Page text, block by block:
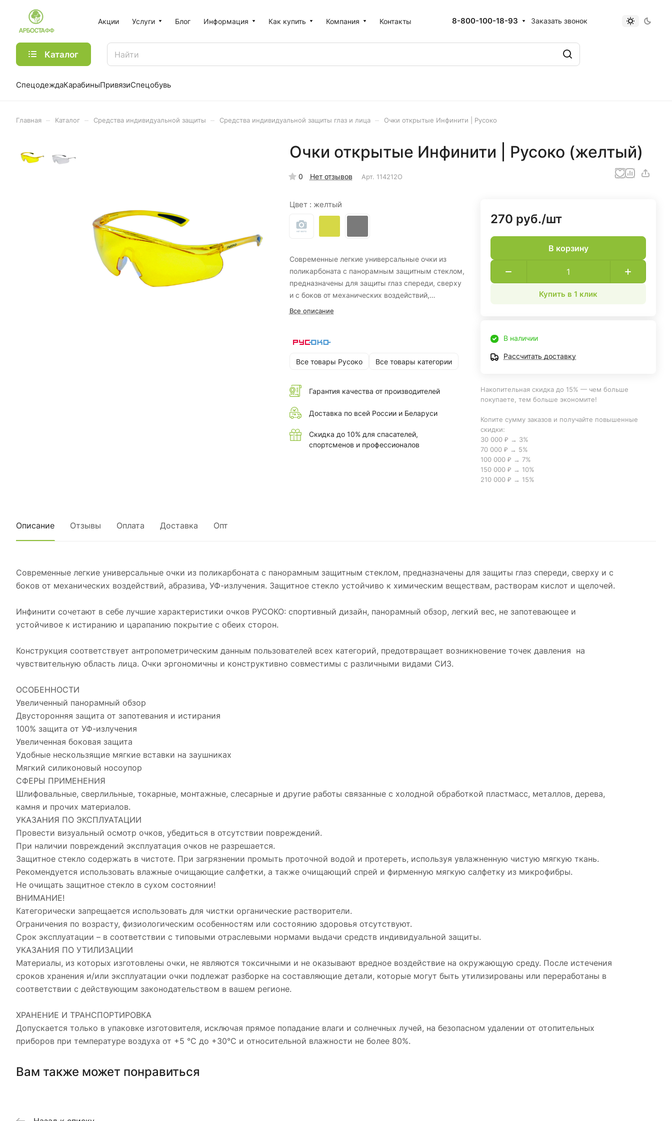
Акции Услуги Блог Информация Как купить Компания Контакты 8-800-100-18-93 Заказать звонок
Каталог
СпецодеждаКарабиныПривязиСпецобувь
Главная Каталог Средства индивидуальной защиты Средства индивидуальной защиты глаз и лица Очки открытые Инфинити | Русоко
Очки открытые Инфинити | Русоко (желтый)
0 Нет отзывов Арт. 114212О
Цвет : желтый
Современные легкие универсальные очки из
поликарбоната с панорамным защитным стеклом,
предназначены для защиты глаз спереди, сверху
и с боков от механических воздействий,
абразива, УФ-излучения. Защитное стекло
Все описание
Все товары Русоко Все товары категории
Гарантия качества от производителей
Доставка по всей России и Беларуси
Скидка до 10% для спасателей,
спортсменов и профессионалов
270 руб./шт
В корзину
Купить в 1 клик
В наличии
Рассчитать доставку
Накопительная скидка до 15% — чем больше
покупаете, тем больше экономите!
Копите сумму заказов и получайте повышенные
скидки:
30 000 ₽ → 3%
70 000 ₽ → 5%
100 000 ₽ → 7%
150 000 ₽ → 10%
210 000 ₽ → 15%
Описание Отзывы Оплата Доставка Опт
Современные легкие универсальные очки из поликарбоната с панорамным защитным стеклом, предназначены для защиты глаз спереди, сверху и с
боков от механических воздействий, абразива, УФ-излучения. Защитное стекло устойчиво к химическим веществам, растворам кислот и щелочей.
Инфинити сочетают в себе лучшие характеристики очков РУСОКО: спортивный дизайн, панорамный обзор, легкий вес, не запотевающее и
устойчивое к истиранию и царапанию покрытие с обеих сторон.
Конструкция соответствует антропометрическим данным пользователей всех категорий, предотвращает возникновение точек давления на
чувствительную область лица. Очки эргономичны и конструктивно совместимы с различными видами СИЗ.
ОСОБЕННОСТИ
Увеличенный панорамный обзор
Двусторонняя защита от запотевания и истирания
100% защита от УФ-излучения
Увеличенная боковая защита
Удобные нескользящие мягкие вставки на заушниках
Мягкий силиконовый носоупор
СФЕРЫ ПРИМЕНЕНИЯ
Шлифовальные, сверлильные, токарные, монтажные, слесарные и другие работы связанные с холодной обработкой пластмасс, металлов, дерева,
камня и прочих материалов.
УКАЗАНИЯ ПО ЭКСПЛУАТАЦИИ
Провести визуальный осмотр очков, убедиться в отсутствии повреждений.
При наличии повреждений эксплуатация очков не разрешается.
Защитное стекло содержать в чистоте. При загрязнении промыть проточной водой и протереть, используя увлажненную чистую мягкую ткань.
Рекомендуется использовать влажные очищающие салфетки, а также очищающий спрей и фирменную мягкую салфетку из микрофибры.
Не очищать защитное стекло в сухом состоянии!
ВНИМАНИЕ!
Категорически запрещается использовать для чистки органические растворители.
Ограничения по возрасту, физиологическим особенностям или состоянию здоровья отсутствуют.
Срок эксплуатации – в соответствии с типовыми отраслевыми нормами выдачи средств индивидуальной защиты.
УКАЗАНИЯ ПО УТИЛИЗАЦИИ
Материалы, из которых изготовлены очки, не являются токсичными и не оказывают вредное воздействие на окружающую среду. После истечения
сроков хранения и/или эксплуатации очки подлежат разборке на составляющие детали, которые могут быть утилизированы или переработаны в
соответствии с действующим законодательством в вашем регионе.
ХРАНЕНИЕ И ТРАНСПОРТИРОВКА
Допускается только в упаковке изготовителя, исключая прямое попадание влаги и солнечных лучей, на безопасном удалении от отопительных
приборов при температуре воздуха от +5 °С до +30°С и относительной влажности не более 80%.
Вам также может понравиться